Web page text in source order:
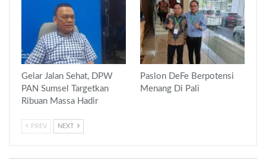
Gelar Jalan Sehat, DPW
PAN Sumsel Targetkan
Ribuan Massa Hadir
Paslon DeFe Berpotensi
Menang Di Pali
PREV NEXT